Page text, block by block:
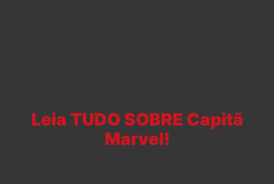
Leia TUDO SOBRE Capitã
Marvel!